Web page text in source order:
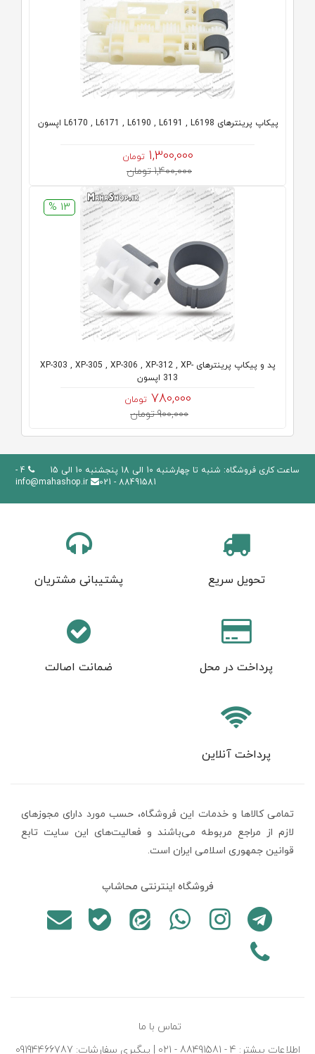
پیکاپ پرینترهای L6170 , L6171 , L6190 , L6191 , L6198 اپسون
1,300,000 تومان
1,400,000 تومان
13 %
پد و پیکاپ پرینترهای XP-303 , XP-305 , XP-306 , XP-312 , XP-
313 اپسون
780,000 تومان
900,000 تومان
ساعت کاری فروشگاه: شنبه تا چهارشنبه 10 الی 18 پنجشنبه 10 الی 15
4 -
88491581 - 021
info@mahashop.ir
تحویل سریع پشتیبانی مشتریان
پرداخت در محل ضمانت اصالت
پرداخت آنلاین
تمامی كالاها و خدمات اين فروشگاه، حسب مورد دارای مجوزهای
لازم از مراجع مربوطه می‌باشند و فعاليت‌های اين سايت تابع
قوانين جمهوری اسلامی ایران است.
فروشگاه اینترنتی محاشاپ
تماس با ما
اطلاعات بیشتر: 4 - 88491581 - 021 | پیگیری سفارشات: 09194466787